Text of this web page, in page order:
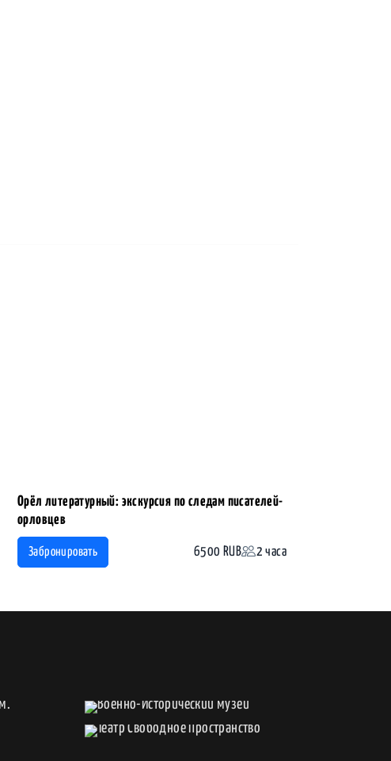
Орёл литературный: экскурсия по следам писателей-
орловцев
Забронировать 6500 RUB 2 часа